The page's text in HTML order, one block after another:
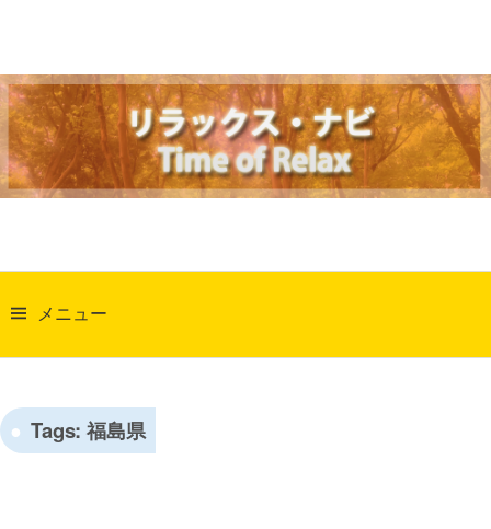
テ
ン
ツ
へ
ス
メニュー
検
Tags: 福島県